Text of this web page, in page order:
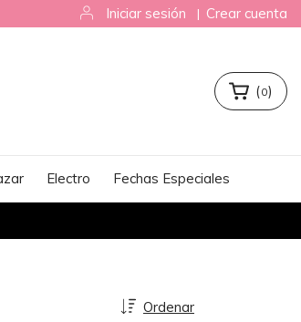
Iniciar sesión | Crear cuenta
(0)
Electro Fechas Especiales
Ordenar